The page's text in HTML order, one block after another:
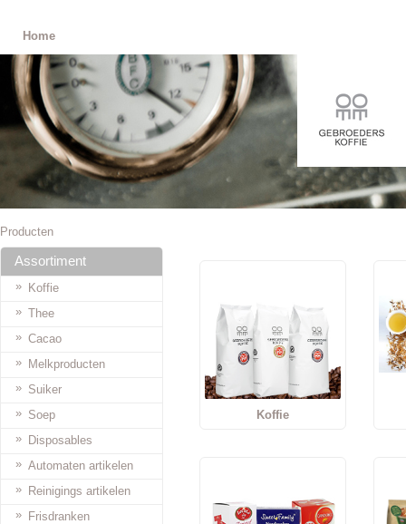
Home
Producten
Assortiment
» Koffie
» Thee
» Cacao
» Melkproducten
» Suiker
» Soep
» Disposables
» Automaten artikelen
» Reinigings artikelen
» Frisdranken
Koffie